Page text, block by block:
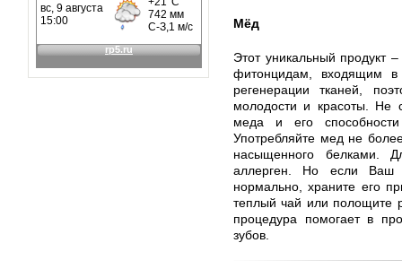
Мёд
Этот уникальный продукт
фитонцидам, входящим в
регенерации тканей,
молодости и красоты. Не
меда и его
Употребляйте мед не
насыщенного белками.
аллерген. Но если Ваш
нормально, храните его
теплый чай или полощите
процедура помогает в
зубов.